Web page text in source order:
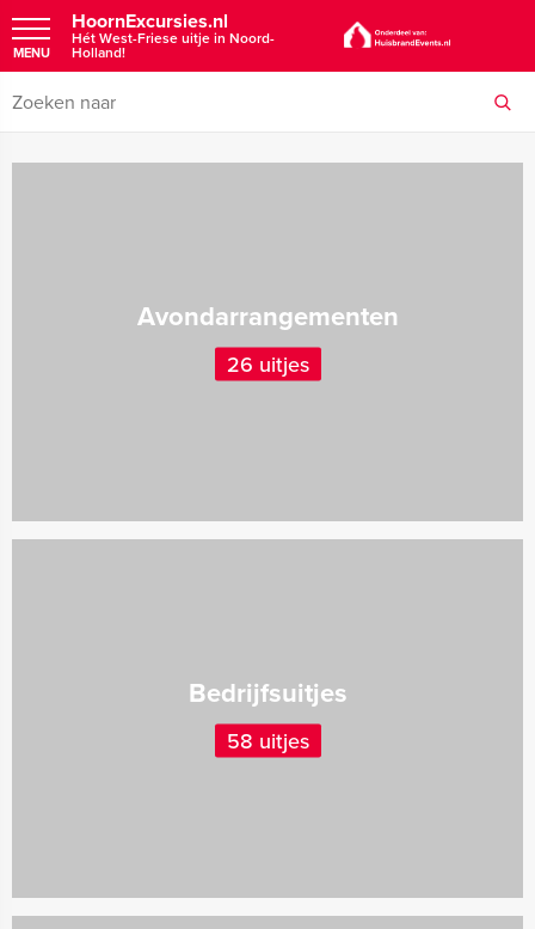
HoornExcursies.nl
Hét West-Friese uitje in Noord-
Holland!
MENU
Avondarrangementen
26 uitjes
Bedrijfsuitjes
58 uitjes